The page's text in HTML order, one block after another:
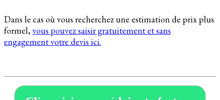
Dans le cas où vous recherchez une estimation de prix plus
formel,vous pouvez saisir gratuitement et sans
engagement votre devis ici.